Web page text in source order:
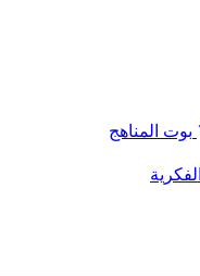
بوت المناهج